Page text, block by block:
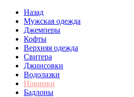
Назад
Мужская одежда
Джемперы
Кофты
Верхняя одежда
Свитера
Джинсовки
Водолазки
Новинки
Бадлоны